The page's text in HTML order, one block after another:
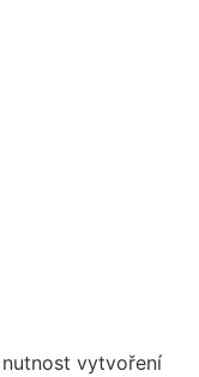
vytvoření